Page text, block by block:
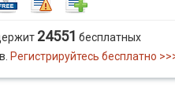
24551 бесплатных
Регистрируйтесь бесплатно